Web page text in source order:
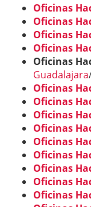
Oficinas
Oficinas
Oficinas
Oficinas
Oficinas
Guadalajara
Oficinas
Oficinas
Oficinas
Oficinas
Oficinas
Oficinas
Oficinas
Oficinas
Oficinas